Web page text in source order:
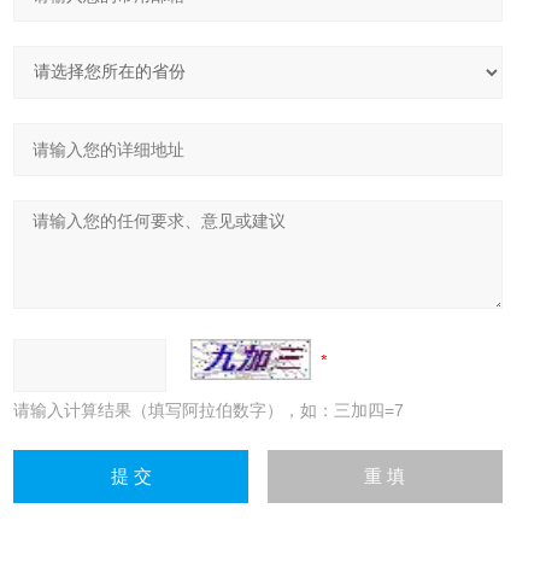
请输入计算结果（填写阿拉伯数字），如：三加四=7